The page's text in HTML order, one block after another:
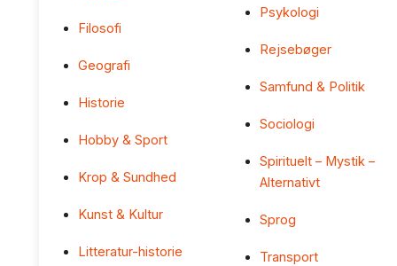
Filosofi
Geografi
Historie
Hobby & Sport
Krop & Sundhed
Kunst & Kultur
Litteratur-historie
Psykologi
Rejsebøger
Samfund & Politik
Sociologi
Spirituelt – Mystik –
Alternativt
Sprog
Transport